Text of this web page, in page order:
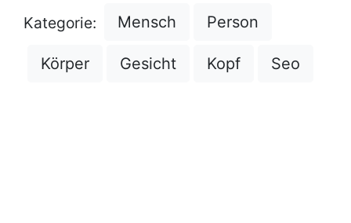
Kategorie: Mensch Person
Körper Gesicht Kopf Seo